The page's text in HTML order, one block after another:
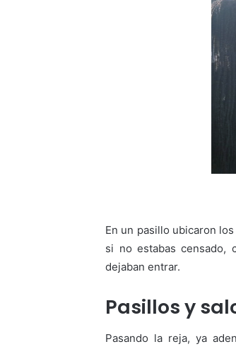
En un pasillo ubicaron
si no estabas censado,
dejaban entrar.
Pasillos y
Pasando la reja, ya